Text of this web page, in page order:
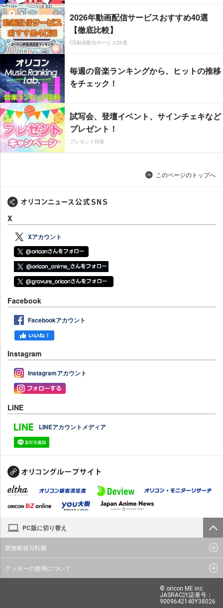
2026年動画配信サービスおすすめ40選
【徹底比較】
CS動画配信サービス20選
毎週の音楽ランキングから、ヒットの推移
をチェック！
試写会、登壇イベント、サインチェキなど
プレゼント！
プレゼント特集
このページのトップへ
X
Xアカウント
Facebook
Facebookアカウント
Instagram
Instagramアカウント
LINE
LINEアカウントメディア
PC版に切り替え
禁無断複写転載
クッキーの使用について
© oricon ME inc.
JASRAC許諾番号：
9009642140Y38026